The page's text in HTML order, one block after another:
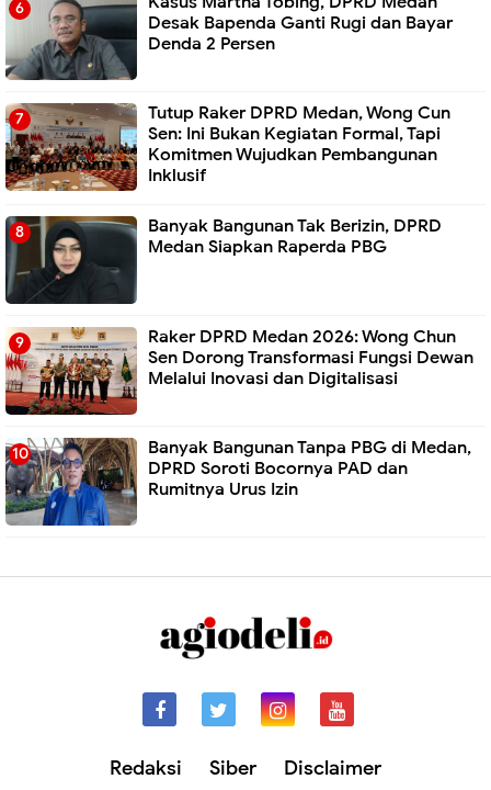
Desak Bapenda Ganti Rugi dan Bayar
Denda 2 Persen
Tutup Raker DPRD Medan, Wong Cun
Sen: Ini Bukan Kegiatan Formal, Tapi
Komitmen Wujudkan Pembangunan
Inklusif
Banyak Bangunan Tak Berizin, DPRD
Medan Siapkan Raperda PBG
Raker DPRD Medan 2026: Wong Chun
Sen Dorong Transformasi Fungsi Dewan
Melalui Inovasi dan Digitalisasi
Banyak Bangunan Tanpa PBG di Medan,
DPRD Soroti Bocornya PAD dan
Rumitnya Urus Izin
Redaksi Siber Disclaimer